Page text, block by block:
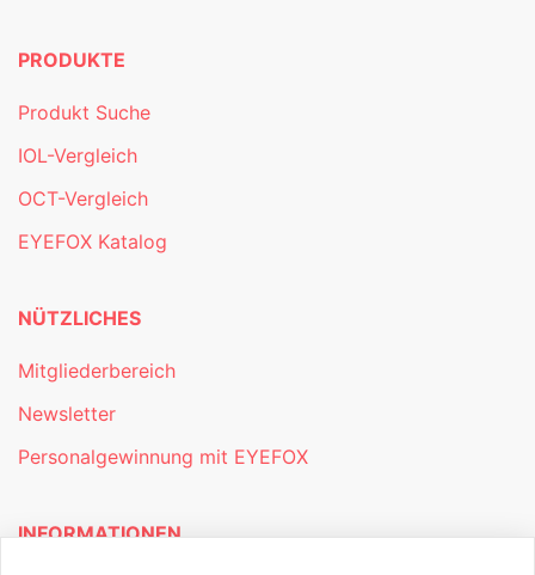
PRODUKTE
Produkt Suche
IOL-Vergleich
OCT-Vergleich
EYEFOX Katalog
NÜTZLICHES
Mitgliederbereich
Newsletter
Personalgewinnung mit EYEFOX
INFORMATIONEN